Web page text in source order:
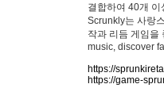
결합하여 40개
Scrunkly는 사랑
작과 리듬 게임을
music, discover
https://
https://game-